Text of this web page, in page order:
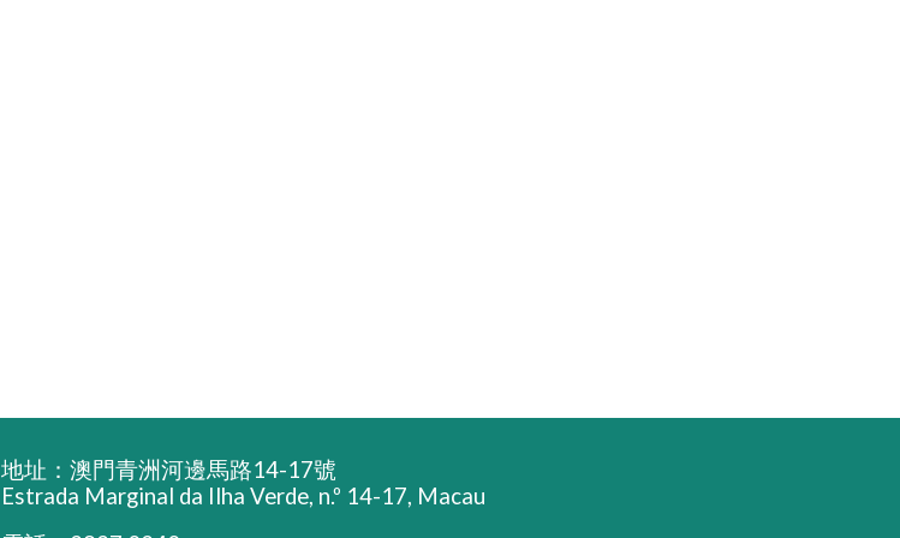
地址：澳門青洲河邊馬路14-17號
Estrada Marginal da Ilha Verde, n.º 14-17, Macau